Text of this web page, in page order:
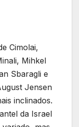
Cimolai,
Mihkel
Sbaragli e
Jensen
inclinados.
da Israel